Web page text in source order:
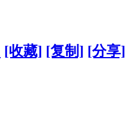
[收藏] [复制] [分享]